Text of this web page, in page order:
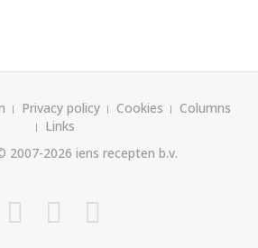
Privacy policy Cookies
Columns
Links
2007-2026 iens recepten b.v.